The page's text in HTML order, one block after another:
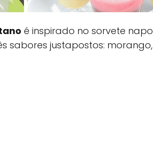
é inspirado no sorvete
sabores justapostos: